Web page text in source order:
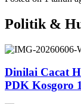
Politik &
Dinilai Cacat
PDK Kosgoro